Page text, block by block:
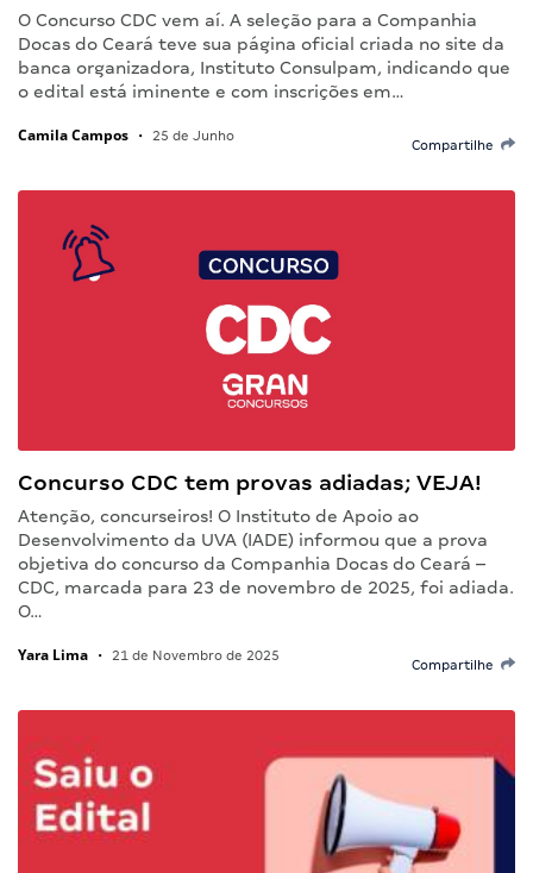
O Concurso CDC vem aí. A seleção para a Companhia
Docas do Ceará teve sua página oficial criada no site da
banca organizadora, Instituto Consulpam, indicando que
o edital está iminente e com inscrições em…
Camila Campos • 25 de Junho
Compartilhe
Concurso CDC tem provas adiadas; VEJA!
Atenção, concurseiros! O Instituto de Apoio ao
Desenvolvimento da UVA (IADE) informou que a prova
objetiva do concurso da Companhia Docas do Ceará –
CDC, marcada para 23 de novembro de 2025, foi adiada.
O…
Yara Lima • 21 de Novembro de 2025
Compartilhe